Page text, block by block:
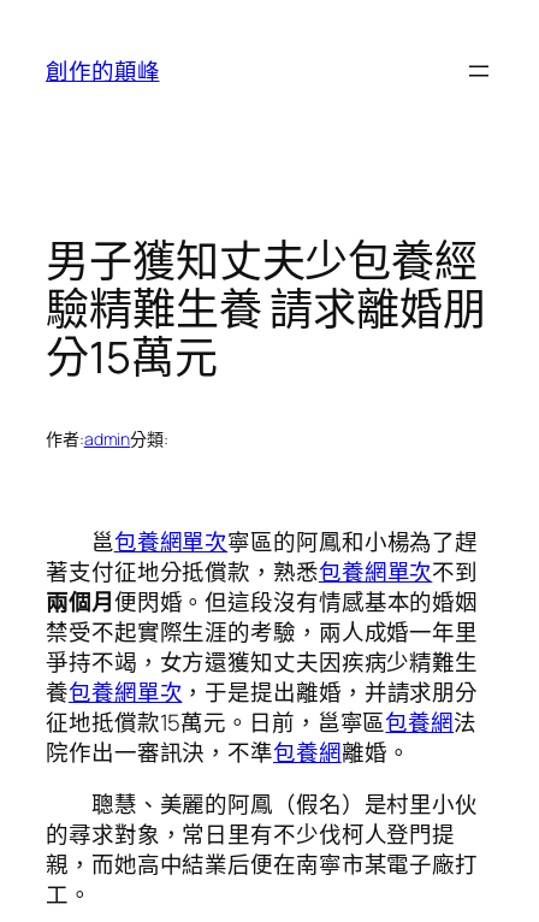
創作的顛峰
男子獲知丈夫少包養經
驗精難生養 請求離婚朋
分15萬元
作者:admin分類:
邕包養網單次寧區的阿鳳和小楊為了趕
著支付征地分抵償款，熟悉包養網單次不到
兩個月便閃婚。但這段沒有情感基本的婚姻
禁受不起實際生涯的考驗，兩人成婚一年里
爭持不竭，女方還獲知丈夫因疾病少精難生
養包養網單次 ，于是提出離婚，并請求朋分
征地抵償款15萬元。日前，邕寧區包養網法
院作出一審訊決，不準包養網離婚。
聰慧、美麗的阿鳳（假名）是村里小伙
的尋求對象，常日里有不少伐柯人登門提
親，而她高中結業后便在南寧市某電子廠打
工。